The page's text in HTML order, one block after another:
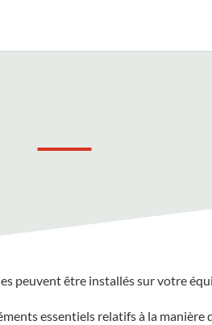
peuvent être installés sur votre
essentiels relatifs à la